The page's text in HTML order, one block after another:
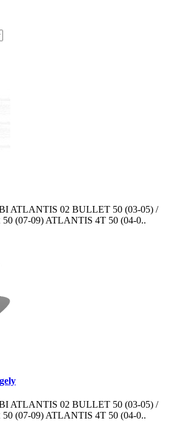
ATLANTIS 02 BULLET 50 (03-05) /
(07-09) ATLANTIS 4T 50 (04-0..
ATLANTIS 02 BULLET 50 (03-05) /
(07-09) ATLANTIS 4T 50 (04-0..